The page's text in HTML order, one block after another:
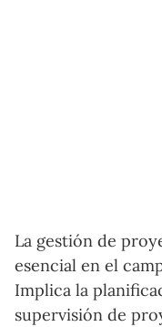
La gestión de
esencial en el
Implica la
supervisión de